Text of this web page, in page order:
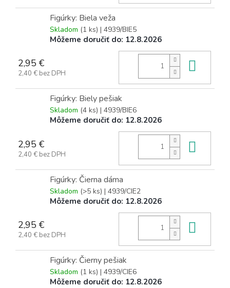
Figúrky: Biela veža
Skladom (1 ks) | 4939/BIE5
Môžeme doručiť do: 12.8.2026
2,95 €
2,40 € bez DPH
Figúrky: Biely pešiak
Skladom (4 ks) | 4939/BIE6
Môžeme doručiť do: 12.8.2026
2,95 €
2,40 € bez DPH
Figúrky: Čierna dáma
Skladom (>5 ks) | 4939/CIE2
Môžeme doručiť do: 12.8.2026
2,95 €
2,40 € bez DPH
Figúrky: Čierny pešiak
Skladom (1 ks) | 4939/CIE6
Môžeme doručiť do: 12.8.2026